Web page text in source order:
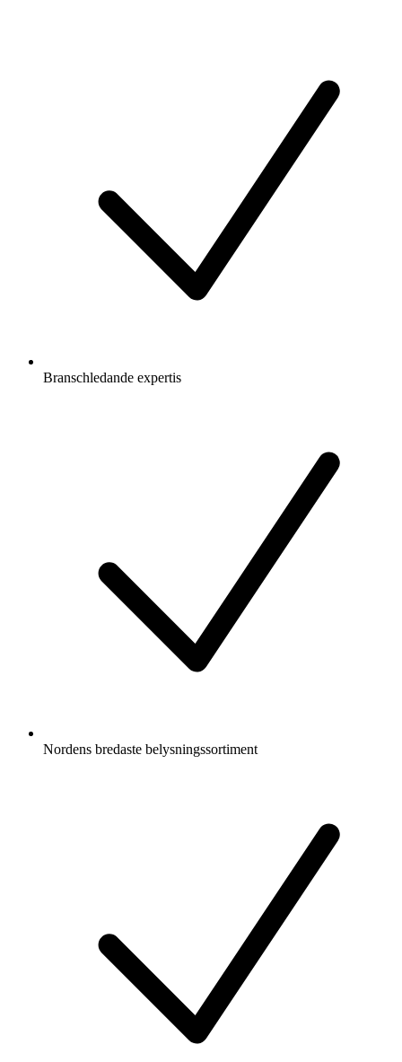
Branschledande expertis
Nordens bredaste belysningssortiment